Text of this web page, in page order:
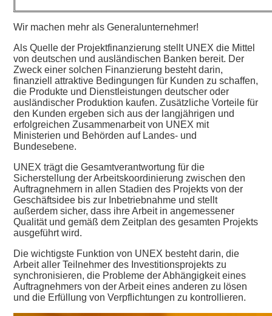
Wir machen mehr als Generalunternehmer!
Als Quelle der Projektfinanzierung stellt UNEX die Mittel
von deutschen und ausländischen Banken bereit. Der
Zweck einer solchen Finanzierung besteht darin,
finanziell attraktive Bedingungen für Kunden zu schaffen,
die Produkte und Dienstleistungen deutscher oder
ausländischer Produktion kaufen. Zusätzliche Vorteile für
den Kunden ergeben sich aus der langjährigen und
erfolgreichen Zusammenarbeit von UNEX mit
Ministerien und Behörden auf Landes- und
Bundesebene.
UNEX trägt die Gesamtverantwortung für die
Sicherstellung der Arbeitskoordinierung zwischen den
Auftragnehmern in allen Stadien des Projekts von der
Geschäftsidee bis zur Inbetriebnahme und stellt
außerdem sicher, dass ihre Arbeit in angemessener
Qualität und gemäß dem Zeitplan des gesamten Projekts
ausgeführt wird.
Die wichtigste Funktion von UNEX besteht darin, die
Arbeit aller Teilnehmer des Investitionsprojekts zu
synchronisieren, die Probleme der Abhängigkeit eines
Auftragnehmers von der Arbeit eines anderen zu lösen
und die Erfüllung von Verpflichtungen zu kontrollieren.